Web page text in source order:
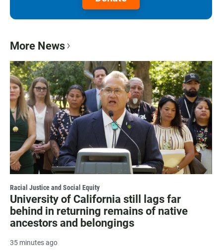
More News
Racial Justice and Social Equity
University of California still lags far
behind in returning remains of native
ancestors and belongings
35 minutes ago